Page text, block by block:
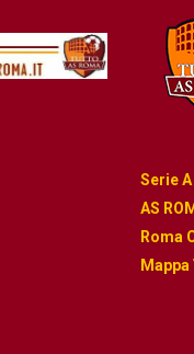
Serie A
AS
Roma